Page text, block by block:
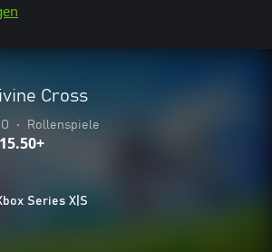
Cross
• Rollenspiele
Series X|S